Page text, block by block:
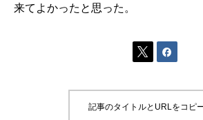
来てよかったと思った。
 
記事のタイトルとURLをコピ